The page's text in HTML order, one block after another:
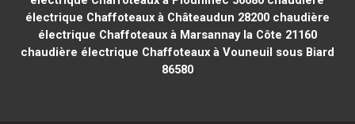
électrique Chaffoteaux à Châteaudun 28200chaudière
électrique Chaffoteaux à Marsannay la Côte 21160
chaudière électrique Chaffoteaux à Vouneuil sous Biard
86580